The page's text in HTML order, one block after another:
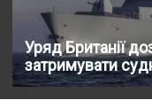
Уряд Британії
затримувати